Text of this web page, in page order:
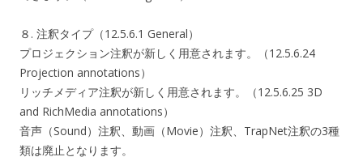
８. 注釈タイプ（12.5.6.1 General）
プロジェクション注釈が新しく用意されます。（12.5.6.24
Projection annotations）
リッチメディア注釈が新しく用意されます。（12.5.6.25 3D
and RichMedia annotations）
音声（Sound）注釈、動画（Movie）注釈、TrapNet注釈の3種
類は廃止となります。